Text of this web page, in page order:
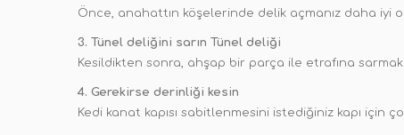
Önce, anahattın köşelerinde delik açmanız daha
3. Tünel deliğini sarın Tünel deliği
Kesildikten sonra, ahşap bir parça ile etrafına
4. Gerekirse derinliği kesin
Kedi kanat kapısı sabitlenmesini istediğiniz kapı için